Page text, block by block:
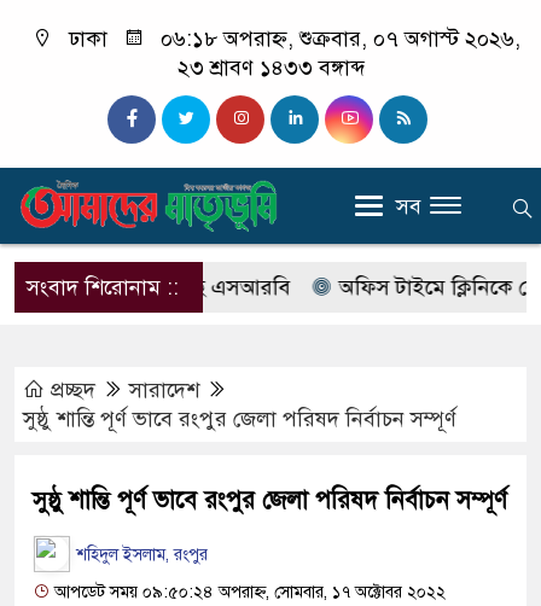
ঢাকা
০৬:১৮ অপরাহ্ন, শুক্রবার, ০৭ অগাস্ট ২০২৬,
২৩ শ্রাবণ ১৪৩৩ বঙ্গাব্দ
সব
সংবাদ শিরোনাম ::
নাম বদলে আসছে এসআরবি অফিস টাইমে ক্লিনিকে রোগী
প্রচ্ছদ
সারাদেশ
সুষ্ঠু শান্তি পূর্ণ ভাবে রংপুর জেলা পরিষদ নির্বাচন সম্পূর্ণ
সুষ্ঠু শান্তি পূর্ণ ভাবে রংপুর জেলা পরিষদ নির্বাচন সম্পূর্ণ
শহিদুল ইসলাম, রংপুর
আপডেট সময় ০৯:৫০:২৪ অপরাহ্ন, সোমবার, ১৭ অক্টোবর ২০২২